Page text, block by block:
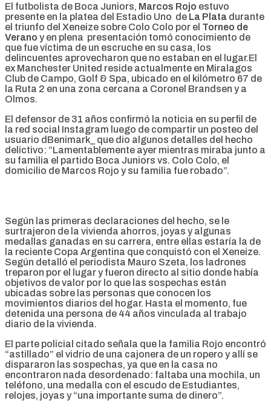
El futbolista de Boca Juniors, Marcos Rojo estuvo
presente en la platea del Estadio Uno de La Plata durante
el triunfo del Xeneize sobre Colo Colo por el Torneo de
Verano y en plena presentación tomó conocimiento de
que fue víctima de un escruche en su casa, los
delincuentes aprovecharon que no estaban en el lugar.El
ex Manchester United reside actualmente en Miralagos
Club de Campo, Golf & Spa, ubicado en el kilómetro 67 de
la Ruta 2 en una zona cercana a Coronel Brandsen y a
Olmos.
El defensor de 31 años confirmó la noticia en su perfil de
la red social Instagram luego de compartir un posteo del
usuario dBenimark_ que dio algunos detalles del hecho
delictivo: “Lamentablemente ayer mientras miraba junto a
su familia el partido Boca Juniors vs. Colo Colo, el
domicilio de Marcos Rojo y su familia fue robado”.
Según las primeras declaraciones del hecho, se le
surtrajeron de la vivienda ahorros, joyas y algunas
medallas ganadas en su carrera, entre ellas estaría la de
la reciente Copa Argentina que conquistó con el Xeneize.
Según detalló el periodista Mauro Szeta, los ladrones
treparon por el lugar y fueron directo al sitio donde había
objetivos de valor por lo que las sospechas están
ubicadas sobre las personas que conocen los
movimientos diarios del hogar. Hasta el momento, fue
detenida una persona de 44 años vinculada al trabajo
diario de la vivienda.
El parte policial citado señala que la familia Rojo encontró
“astillado” el vidrio de una cajonera de un ropero y allí se
dispararon las sospechas, ya que en la casa no
encontraron nada desordenado: faltaba una mochila, un
teléfono, una medalla con el escudo de Estudiantes,
relojes, joyas y “una importante suma de dinero”.